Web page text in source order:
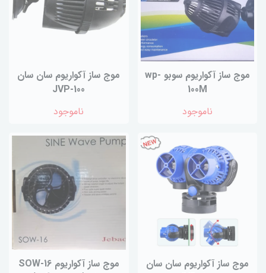
موج ساز آکواریوم سوبو wp-
100M
ناموجود
موج ساز آکواریوم سان سان
JVP-100
ناموجود
موج ساز آکواریوم سان سان
موج ساز آکواریوم SOW-16